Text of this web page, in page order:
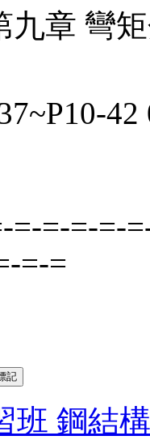
九章 彎
=-=-=-=-
=-=
班 鋼結